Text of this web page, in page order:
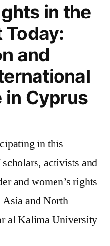
in the
Today:
and
in Cyprus
in this
activists and
and women’s rights
Asia and North
al Kalima University